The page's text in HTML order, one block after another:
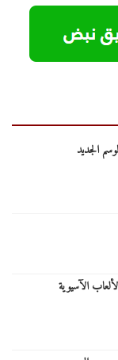
الجديد
الآسيوية